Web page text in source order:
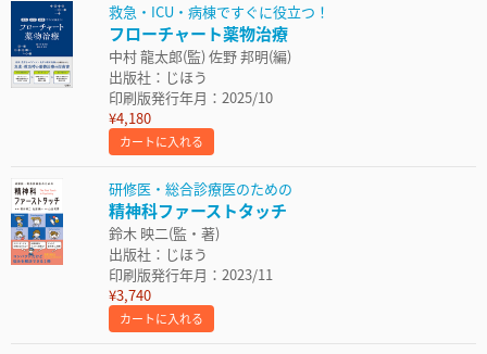
救急・ICU・病棟ですぐに役立つ！
フローチャート薬物治療
中村 龍太郎(監) 佐野 邦明(編)
出版社：じほう
印刷版発行年月：2025/10
¥4,180
カートに入れる
研修医・総合診療医のための
精神科ファーストタッチ
鈴木 映二(監・著)
出版社：じほう
印刷版発行年月：2023/11
¥3,740
カートに入れる